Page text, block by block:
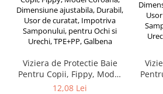
Viziera de Protectie Baie
Pentru Copii, Fippy, Model
Coroana, Dimensiune
12,08 Lei